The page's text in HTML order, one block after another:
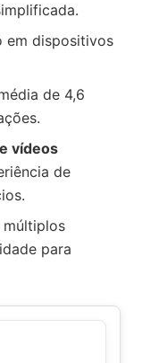
em dispositivos
de 4,6
vídeos
de
para